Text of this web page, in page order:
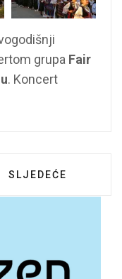
grupa Fair
. Koncert
SLJEDEĆI
SLJEDEĆE